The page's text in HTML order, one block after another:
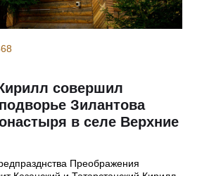
совершил
Зилантова
в селе Верхние
Преображения